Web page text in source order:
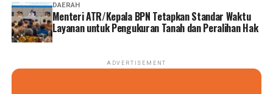
DAERAH
Menteri ATR/Kepala BPN Tetapkan Standar Waktu
Layanan untuk Pengukuran Tanah dan Peralihan Hak
ADVERTISEMENT